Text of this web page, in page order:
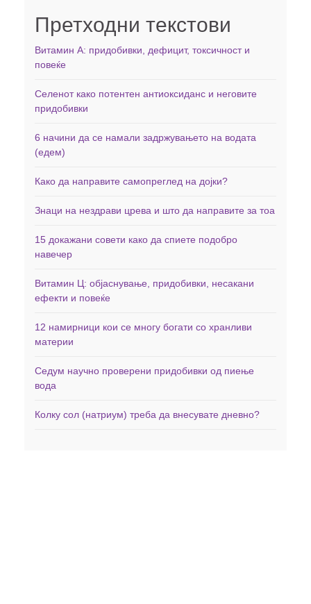
Претходни текстови
Витамин А: придобивки, дефицит, токсичност и
повеќе
Селенот како потентен антиоксиданс и неговите
придобивки
6 начини да се намали задржувањето на водата
(едем)
Како да направите самопреглед на дојки?
Знаци на нездрави црева и што да направите за тоа
15 докажани совети како да спиете подобро
навечер
Витамин Ц: објаснување, придобивки, несакани
ефекти и повеќе
12 намирници кои се многу богати со хранливи
материи
Седум научно проверени придобивки од пиење
вода
Колку сол (натриум) треба да внесувате дневно?